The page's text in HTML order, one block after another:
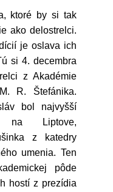
ktoré by si tak
ako delostrelci.
je oslava ich
si 4. decembra
z Akadémie
R. Štefánika.
bol najvyšší
na Liptove,
z katedry
umenia. Ten
pôde
hostí z prezídia